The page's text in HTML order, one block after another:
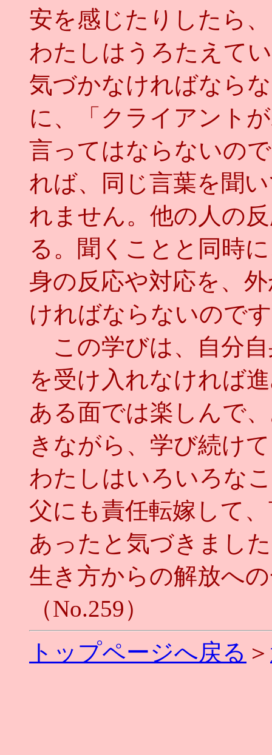
安を感じたりしたら
わたしはうろたえて
気づかなければなら
に、「クライアント
言ってはならないの
れば、同じ言葉を聞
れません。他の人の
る。聞くことと同時
身の反応や対応を、
ければならないので
この学びは、自分
を受け入れなければ
ある面では楽しんで
きながら、学び続け
わたしはいろいろな
父にも責任転嫁して
あったと気づきまし
生き方からの解放へ
（No.259）
トップページへ戻る ＞